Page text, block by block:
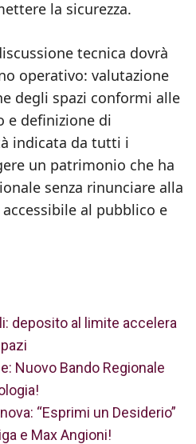
la sicurezza.
tecnica dovrà
operativo: valutazione
degli spazi conformi alle
e definizione di
indicata da tutti i
un patrimonio che ha
senza rinunciare alla
al pubblico e
deposito al limite accelera
Nuovo Bando Regionale
“Esprimi un Desiderio”
e Max Angioni!